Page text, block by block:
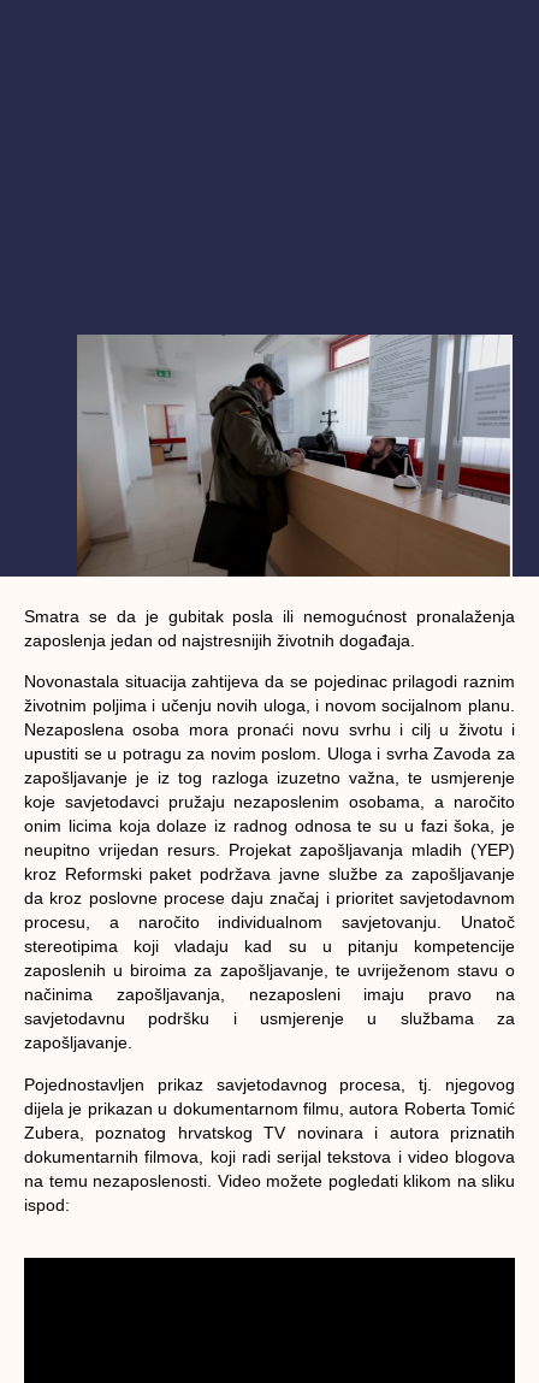
Smatra se da je gubitak posla ili nemogućnost pronalaženja
zaposlenja jedan od najstresnijih životnih događaja.
Novonastala situacija zahtijeva da se pojedinac prilagodi raznim
životnim poljima i učenju novih uloga, i novom socijalnom planu.
Nezaposlena osoba mora pronaći novu svrhu i cilj u životu i
upustiti se u potragu za novim poslom. Uloga i svrha Zavoda za
zapošljavanje je iz tog razloga izuzetno važna, te usmjerenje
koje savjetodavci pružaju nezaposlenim osobama, a naročito
onim licima koja dolaze iz radnog odnosa te su u fazi šoka, je
neupitno vrijedan resurs. Projekat zapošljavanja mladih (YEP)
kroz Reformski paket podržava javne službe za zapošljavanje
da kroz poslovne procese daju značaj i prioritet savjetodavnom
procesu, a naročito individualnom savjetovanju. Unatoč
stereotipima koji vladaju kad su u pitanju kompetencije
zaposlenih u biroima za zapošljavanje, te uvriježenom stavu o
načinima zapošljavanja, nezaposleni imaju pravo na
savjetodavnu podršku i usmjerenje u službama za
zapošljavanje.
Pojednostavljen prikaz savjetodavnog procesa, tj. njegovog
dijela je prikazan u dokumentarnom filmu, autora Roberta Tomić
Zubera, poznatog hrvatskog TV novinara i autora priznatih
dokumentarnih filmova, koji radi serijal tekstova i video blogova
na temu nezaposlenosti. Video možete pogledati klikom na sliku
ispod: